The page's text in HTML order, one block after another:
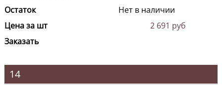
Остаток
Нет в наличии
Цена за шт
2 691 руб
Заказать
14